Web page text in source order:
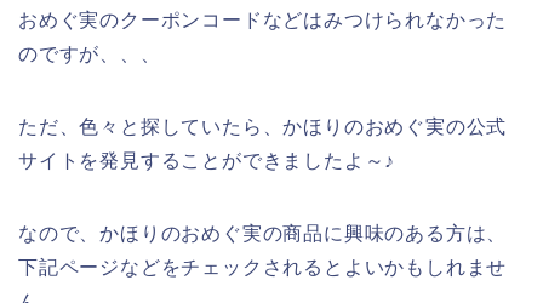
おめぐ実のクーポンコードなどはみつけられなかった
のですが、、、
ただ、色々と探していたら、かほりのおめぐ実の公式
サイトを発見することができましたよ～♪
なので、かほりのおめぐ実の商品に興味のある方は、
下記ページなどをチェックされるとよいかもしれませ